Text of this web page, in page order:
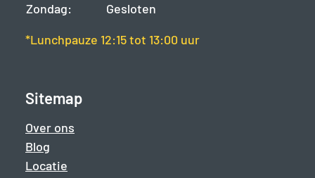
Zondag:
Gesloten
*Lunchpauze 12:15 tot 13:00 uur
Sitemap
Over ons
Blog
Locatie